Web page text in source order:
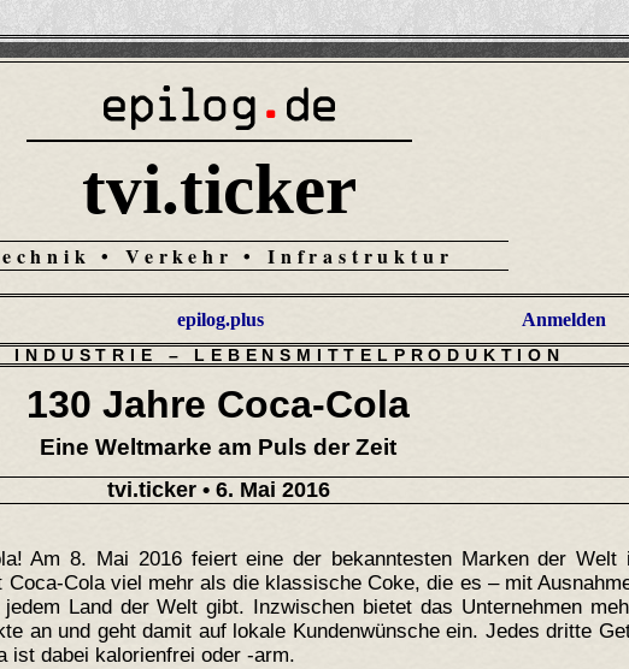
tvi.ticker
• Verkehr • Infrastruktur
epilog.plus Anmelden
INDUSTRIE – LEBENSMITTELPRODUKTION
130 Jahre Coca-Cola
Eine Weltmarke am Puls der Zeit
tvi.ticker• 6. Mai 2016
Am 8. Mai 2016 feiert eine der bekanntesten Marken der Welt
Coca-Cola viel mehr als die klassische Coke, die es – mit
Land der Welt gibt. Inzwischen bietet das Unternehmen
an und geht damit auf lokale Kundenwünsche ein. Jedes dritte
ist dabei kalorienfrei oder -arm.